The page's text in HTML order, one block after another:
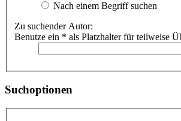
Nach einem Begriff suchen
Zu suchender Autor:
Benutze ein * als Platzhalter für teilweise
Suchoptionen